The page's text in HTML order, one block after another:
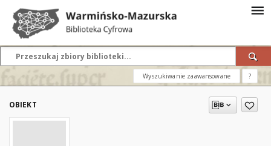
Wyszukiwanie zaawansowane ?
OBIEKT